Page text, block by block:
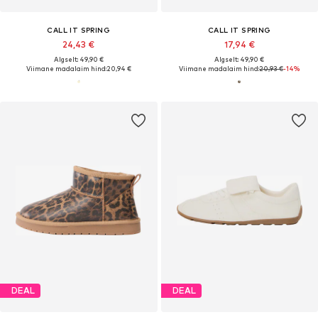
CALL IT SPRING
24,43 €
Algselt: 49,90 €
Viimane madalaim hind:20,94 €
CALL IT SPRING
17,94 €
Algselt: 49,90 €
Viimane madalaim hind:20,93 €-14%
DEAL DEAL